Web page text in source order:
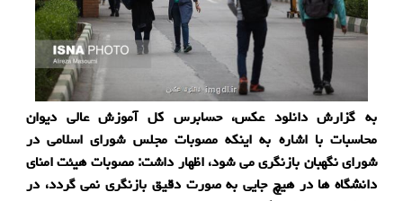
به گزارش دانلود عکس، حسابرس کل آموزش عالی دیوان
محاسبات با اشاره به اینکه مصوبات مجلس شورای اسلامی در
شورای نگهبان بازنگری می شود، اظهار داشت: مصوبات هیئت امنای
دانشگاه ها در هیچ جایی به صورت دقیق بازنگری نمی گردد، در